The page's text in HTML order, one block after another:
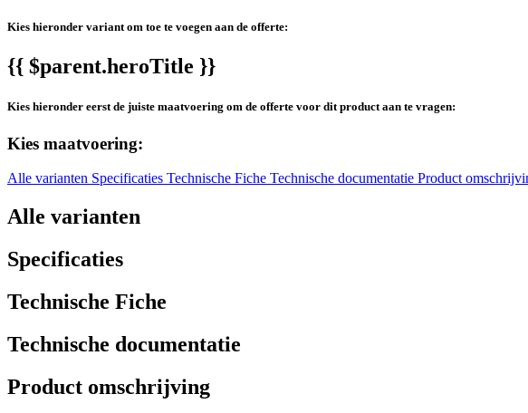
Kies hieronder variant om toe te voegen aan de offerte:
{{ $parent.heroTitle }}
Kies hieronder eerst de juiste maatvoering om de offerte voor dit product aan te vragen:
Kies maatvoering:
Alle varianten Specificaties Technische Fiche Technische documentatie Product
Alle varianten
Specificaties
Technische Fiche
Technische documentatie
Product omschrijving